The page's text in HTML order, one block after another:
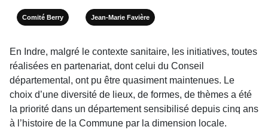
Comité Berry Jean-Marie Favière
En Indre, malgré le contexte sanitaire, les initiatives, toutes
réalisées en partenariat, dont celui du Conseil
départemental, ont pu être quasiment maintenues. Le
choix d’une diversité de lieux, de formes, de thèmes a été
la priorité dans un département sensibilisé depuis cinq ans
à l’histoire de la Commune par la dimension locale.